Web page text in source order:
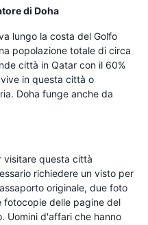
di Doha
lungo la costa del Golfo
popolazione totale di circa
città in Qatar con il 60%
in questa città o
Doha funge anche da
visitare questa città
richiedere un visto per
originale, due foto
fotocopie delle pagine del
Uomini d'affari che hanno